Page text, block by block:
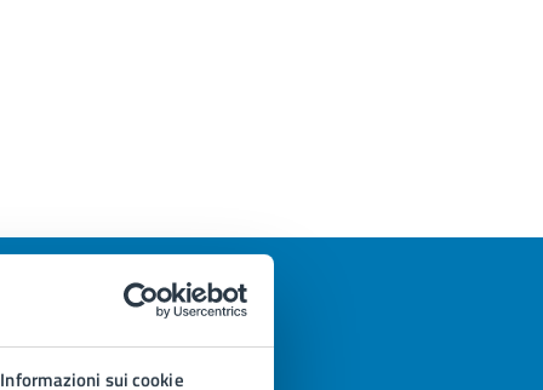
Informazioni sui cookie